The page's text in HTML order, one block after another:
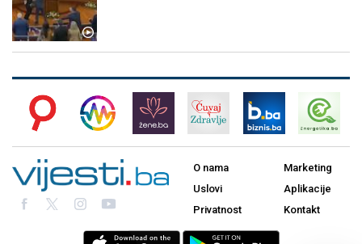
O nama
Uslovi
Privatnost
Marketing
Aplikacije
Kontakt